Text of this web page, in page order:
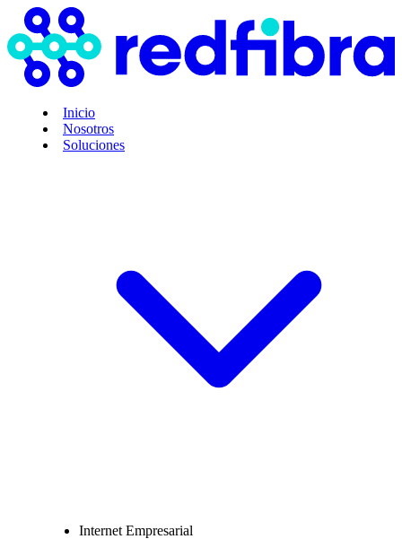
Inicio
Nosotros
Soluciones
Internet Empresarial